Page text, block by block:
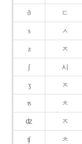
ð ㄷ
s ㅅ
z ㅈ
ʃ 시
ʒ ㅈ
ʦ ㅊ
ʣ ㅈ
ʧ ㅊ